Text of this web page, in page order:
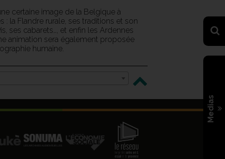
Medias
certaine image de la Belgique à
la Flandre rurale, ses traditions et son
ses cabarets…, et enfin les Ardennes
animation sera également proposée
humaine.